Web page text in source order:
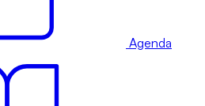
Agenda